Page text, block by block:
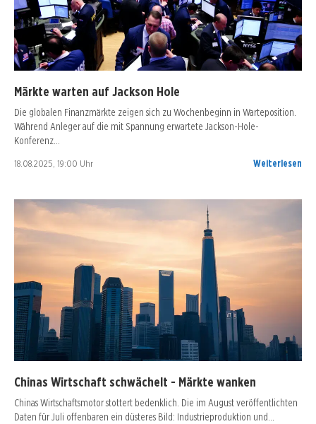
Märkte warten auf Jackson Hole
Die globalen Finanzmärkte zeigen sich zu Wochenbeginn in Warteposition.
Während Anleger auf die mit Spannung erwartete Jackson-Hole-
Konferenz…
18.08.2025, 19:00 Uhr Weiterlesen
Chinas Wirtschaft schwächelt - Märkte wanken
Chinas Wirtschaftsmotor stottert bedenklich. Die im August veröffentlichten
Daten für Juli offenbaren ein düsteres Bild: Industrieproduktion und…